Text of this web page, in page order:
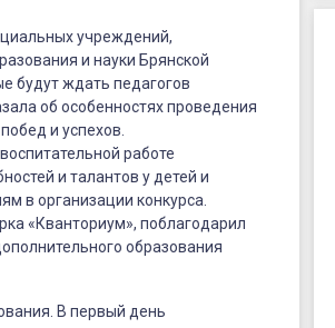
учреждений,
и науки Брянской
будут ждать педагогов
об особенностях проведения
и успехов.
работе
и талантов у детей и
в организации конкурса.
«Кванториум», поблагодарил
образования
В первый день